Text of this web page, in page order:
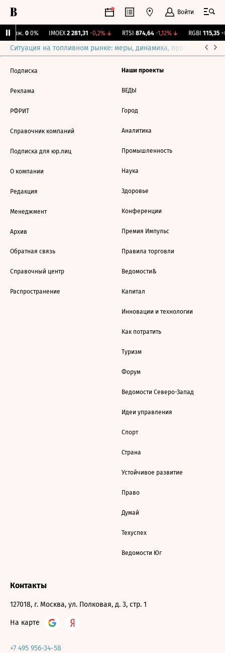
Войти
Бирж. 0 0% IMOEX 2 281,31 -0,2%↓ RTSI 874,64 -1,12%↓ RGBI 115,35
Ситуация на топливном рынке: меры, динамика, прогнозы
Подписка
Реклама
РФРИТ
Справочник компаний
Подписка для юр.лиц
О компании
Редакция
Менеджмент
Архив
Обратная связь
Справочный центр
Распространение
Наши проекты
ВЕДЫ
Город
Аналитика
Промышленность
Наука
Здоровье
Конференции
Премия Импульс
Правила торговли
Ведомости&
Капитал
Инновации и технологии
Как потратить
Туризм
Форум
Ведомости Северо-Запад
Идеи управления
Спорт
Страна
Устойчивое развитие
Право
Думай
Техуспех
Ведомости Юг
Контакты
127018, г. Москва, ул. Полковая, д. 3, стр. 1
На карте
+7 495 956-34-58